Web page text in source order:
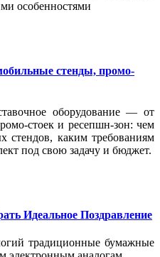
особенностями
стенды, промо-
оборудование — от
стоек и ресепшн-зон: чем
стендов, каким требованиям
под свою задачу и бюджет.
Идеальное Поздравление
традиционные бумажные